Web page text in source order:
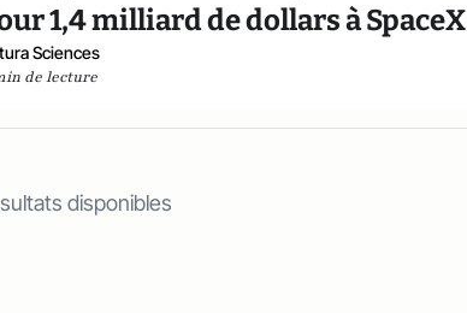
1,4 milliard de dollars à SpaceX
Sciences
de lecture
disponibles